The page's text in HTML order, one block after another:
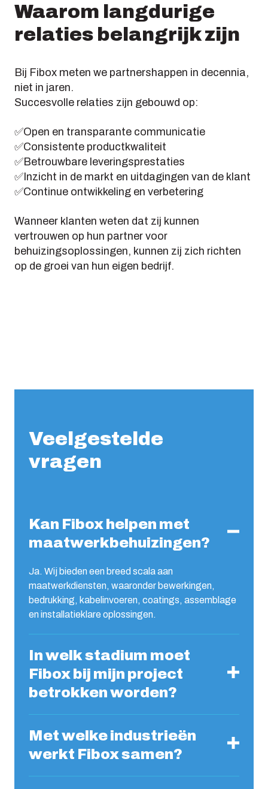
Waarom langdurige
relaties belangrijk zijn
Bij Fibox meten we partnershappen in decennia,
niet in jaren.
Succesvolle relaties zijn gebouwd op:
✅Open en transparante communicatie
✅Consistente productkwaliteit
✅Betrouwbare leveringsprestaties
✅Inzicht in de markt en uitdagingen van de klant
✅Continue ontwikkeling en verbetering
Wanneer klanten weten dat zij kunnen
vertrouwen op hun partner voor
behuizingsoplossingen, kunnen zij zich richten
op de groei van hun eigen bedrijf.
Veelgestelde
vragen
Kan Fibox helpen met
maatwerkbehuizingen?
Ja. Wij bieden een breed scala aan
maatwerkdiensten, waaronder bewerkingen,
bedrukking, kabelinvoeren, coatings, assemblage
en installatieklare oplossingen.
In welk stadium moet
Fibox bij mijn project
betrokken worden?
Met welke industrieën
werkt Fibox samen?